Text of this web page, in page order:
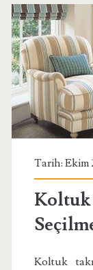
Etiket:
kumaş
nasıl
Tarih: Ekim
Koltuk
Koltuk